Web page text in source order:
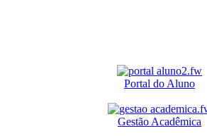
Portal do Aluno
Gestão Acadêmica